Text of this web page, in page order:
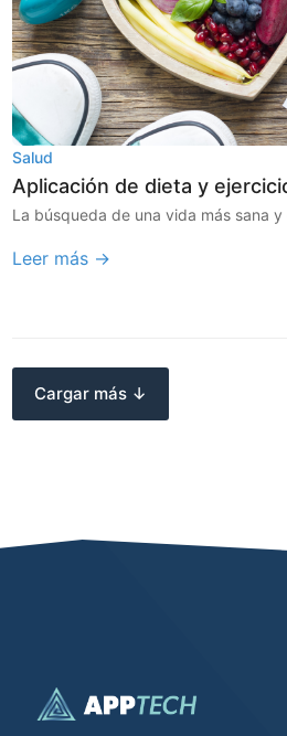
Salud
Aplicación de dieta y
La búsqueda de una vida más sana
Leer más →
Cargar más ↓